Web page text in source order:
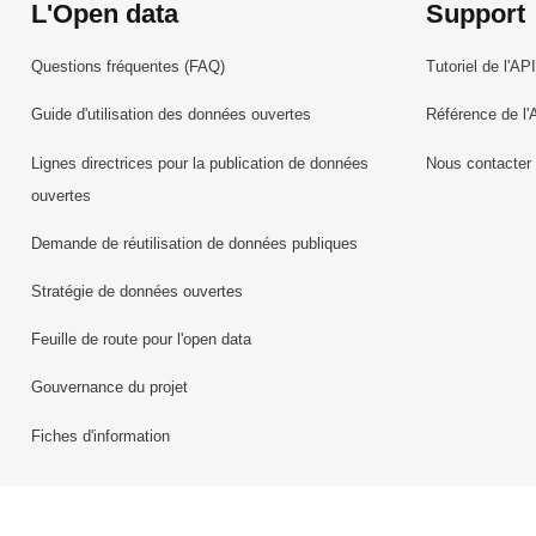
L'Open data
Questions fréquentes (FAQ)
Guide d'utilisation des données ouvertes
Lignes directrices pour la publication de données
ouvertes
Demande de réutilisation de données publiques
Stratégie de données ouvertes
Feuille de route pour l'open data
Gouvernance du projet
Fiches d'information
Support
Tutoriel de l'API
Référence de
Nous contacter